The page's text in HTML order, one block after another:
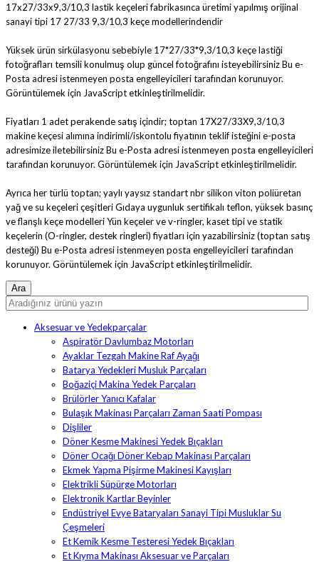
17x27/33x9,3/10,3 lastik keçeleri fabrikasınca üretimi yapılmış orijinal
sanayi tipi 17 27/33 9,3/10,3 keçe modellerindendir
Yüksek ürün sirkülasyonu sebebiyle 17*27/33*9,3/10,3 keçe lastiği
fotoğrafları temsili konulmuş olup güncel fotoğrafını isteyebilirsinizBu e-
Posta adresi istenmeyen posta engelleyicileri tarafından korunuyor.
Görüntülemek için JavaScript etkinleştirilmelidir.
Fiyatları 1 adet perakende satış içindir; toptan 17X27/33X9,3/10,3
makine keçesi alımına indirimli/iskontolu fiyatının teklif isteğini e-posta
adresimize iletebilirsinizBu e-Posta adresi istenmeyen posta engelleyicileri
tarafından korunuyor. Görüntülemek için JavaScript etkinleştirilmelidir.
Ayrıca her türlü toptan; yaylı yaysız standart nbr silikon viton poliüretan
yağ ve su keçeleri çeşitleri Gıdaya uygunluk sertifikalı teflon, yüksek basınç
ve flanşlı keçe modelleri Yün keçeler ve v-ringler, kaset tipi ve statik
keçelerin (O-ringler, destek ringleri) fiyatları için yazabilirsiniz (toptan satış
desteği) Bu e-Posta adresi istenmeyen posta engelleyicileri tarafından
korunuyor. Görüntülemek için JavaScript etkinleştirilmelidir.
Aksesuar ve Yedekparçalar
Aspiratör Davlumbaz Motorları
Ayaklar Tezgah Makine Raf Ayağı
Batarya Yedekleri Musluk Parçaları
Boğaziçi Makina Yedek Parçaları
Brülörler Yanıcı Kafalar
Bulaşık Makinası Parçaları Zaman Saati Pompası
Dişliler
Döner Kesme Makinesi Yedek Bıçakları
Döner Ocağı Döner Kebap Makinası Parçaları
Ekmek Yapma Pişirme Makinesi Kayışları
Elektrikli Süpürge Motorları
Elektronik Kartlar Beyinler
Endüstriyel Evye Bataryaları Sanayi Tipi Musluklar Su
Çeşmeleri
Et Kemik Kesme Testeresi Yedek Bıçakları
Et Kıyma Makinası Aksesuar ve Parçaları